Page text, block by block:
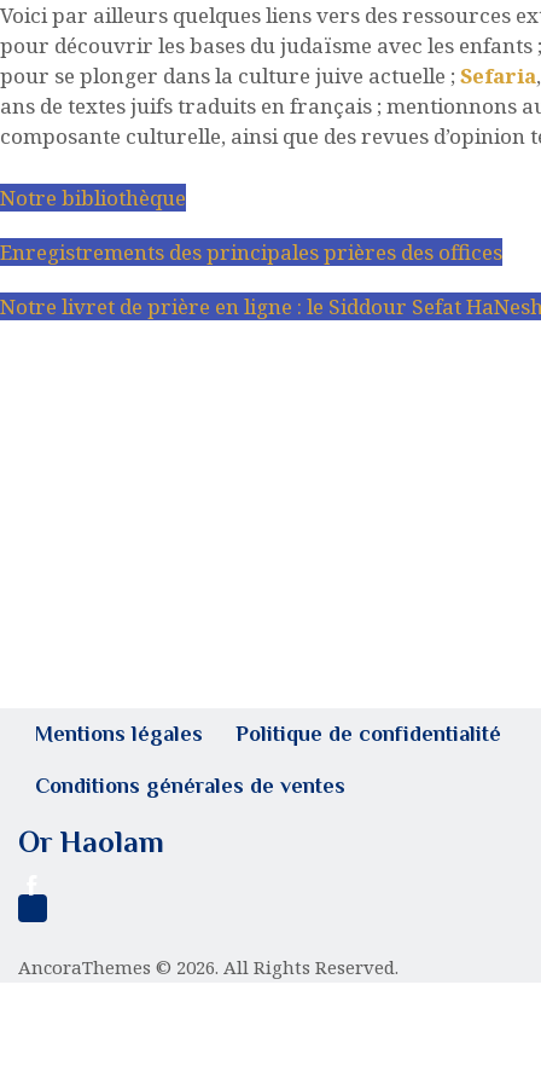
Voici par ailleurs quelques liens vers des ressources
pour découvrir les bases du judaïsme avec les
pour se plonger dans la culture juive actuelle ; Sefaria
ans de textes juifs traduits en français ; mentionnons
composante culturelle, ainsi que des revues d’opinion
Notre bibliothèque
Enregistrements des principales prières des offices
Notre livret de prière en ligne : le Siddour Sefat
Mentions légales Politique de confidentialité
Conditions générales de ventes
Or Haolam
AncoraThemes © 2026. All Rights Reserved.